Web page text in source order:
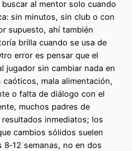
al mentor solo cuando
sin minutos, sin club o con
supuesto, ahí también
brilla cuando se usa de
error es pensar que el
jugador sin cambiar nada en
mala alimentación,
o falta de diálogo con el
muchos padres de
inmediatos; los
cambios sólidos suelen
semanas, no en dos